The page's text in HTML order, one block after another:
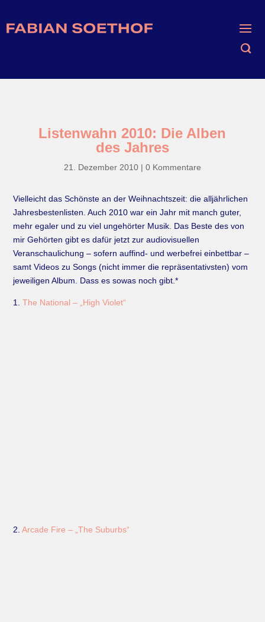
Listenwahn 2010: Die Alben
des Jahres
21. Dezember 2010| 0 Kommentare
Vielleicht das Schönste an der Weihnachtszeit: die alljährlichen
Jahresbestenlisten. Auch 2010 war ein Jahr mit manch guter,
mehr egaler und zu viel ungehörter Musik. Das Beste des von
mir Gehörten gibt es dafür jetzt zur audiovisuellen
Veranschaulichung – sofern auffind- und werbefrei einbettbar –
samt Videos zu Songs (nicht immer die repräsentativsten) vom
jeweiligen Album. Dass es sowas noch gibt.*
1.The National – „High Violet“
2.Arcade Fire – „The Suburbs“